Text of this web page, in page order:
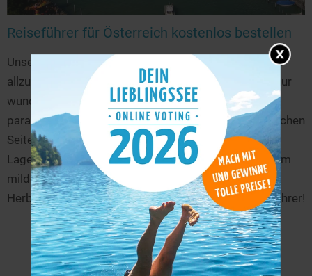
Reiseführer für Österreich kostenlos bestellen
Unser Nachbar im Süden ist ein Urlaubsparadies, das
allzu häufig übersehen wird. Dabei wartet hier nicht nur
wunderschöne Natur, sondern auch eine Vielzahl
paradiesischer Seen. Die Kärntner Seen auf der südlichen
Seite der Alpen profitieren beispielsweise durch ihre
Lage von einem besonders langen Sommer und einem
milden Herbst. Ideal für einen Abstecher in den
Herbstferien! Entdecke Österreich in diesem Reiseführer!
Jetzt kostenlos bestellen
Mehr